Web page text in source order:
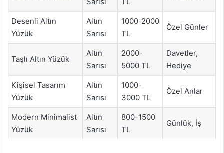
Desenli Altın
Yüzük
Altın
Sarısı
1000-2000
TL
Özel Günler
Taşlı Altın Yüzük
Altın
Sarısı
2000-
5000 TL
Davetler,
Hediye
Kişisel Tasarım
Yüzük
Altın
Sarısı
1000-
3000 TL
Özel Anlar
Modern Minimalist
Yüzük
Altın
Sarısı
800-1500
TL
Günlük, İş